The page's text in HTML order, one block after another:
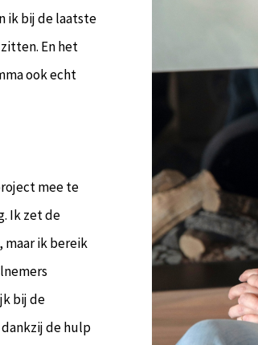
ik bij de laatste
En het
ook echt
mee te
Ik zet de
maar ik bereik
bij de
de hulp